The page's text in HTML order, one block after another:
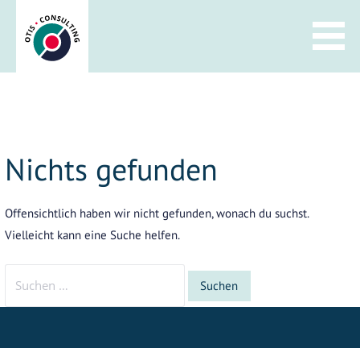
Inhalt
springen
Nichts gefunden
Offensichtlich haben wir nicht gefunden, wonach du suchst.
Vielleicht kann eine Suche helfen.